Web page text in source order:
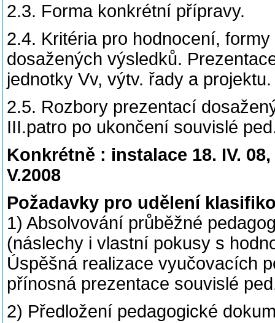
2.3. Forma konkrétní přípravy.
2.4. Kritéria pro hodnocení,
dosažených výsledků.
jednotky Vv, výtv. řady a projektu.
2.5. Rozbory prezentací
III.patro po ukončení souvislé
Konkrétně : instalace 18. IV.
V.2008
Požadavky pro udělení
1) Absolvování průběžné
(náslechy i vlastní pokusy s
Úspěšná realizace vyučovacích
přínosná prezentace souvislé
2) Předložení pedagogické